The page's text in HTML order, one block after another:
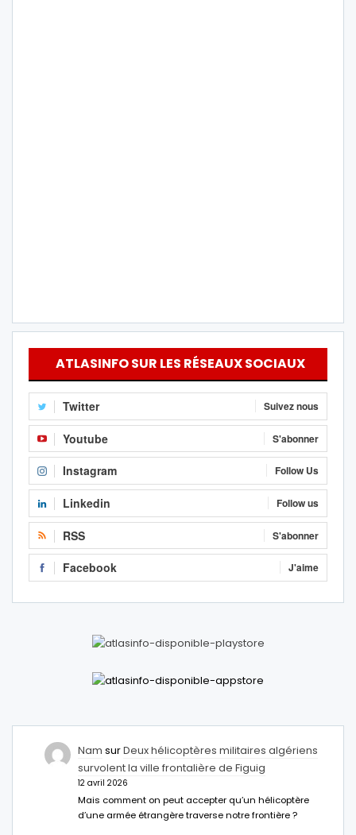
ATLASINFO SUR LES RÉSEAUX SOCIAUX
Twitter Suivez nous
Youtube S'abonner
Instagram Follow Us
Linkedin Follow us
RSS S'abonner
Facebook J'aime
Nam surDeux hélicoptères militaires algériens
survolent la ville frontalière de Figuig
12 avril 2026
Mais comment on peut accepter qu’un hélicoptère
d’une armée étrangère traverse notre frontière ?